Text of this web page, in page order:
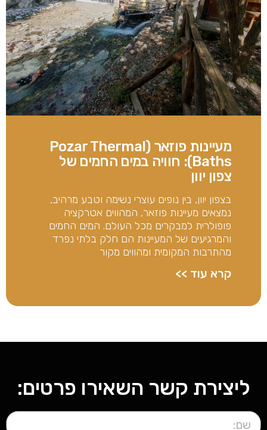
מעיינות פוזאר (Pozar Thermal
Baths): חוויה במים החמים של
צפון יוון
בצפון יוון, בין נופים עוצרי נשימה וטבע מרהיב,
נמצאים מעיינות פוזאר, המהווים אטרקציה
פופולרית למבקרים מכל העולם. המים החמים
והמרגיעים של המעיינות הם חלק בלתי נפרד
מהתרבות המקומית ומהווים מקור
קרא עוד >>
ליצירת קשר השאירו פרטים: